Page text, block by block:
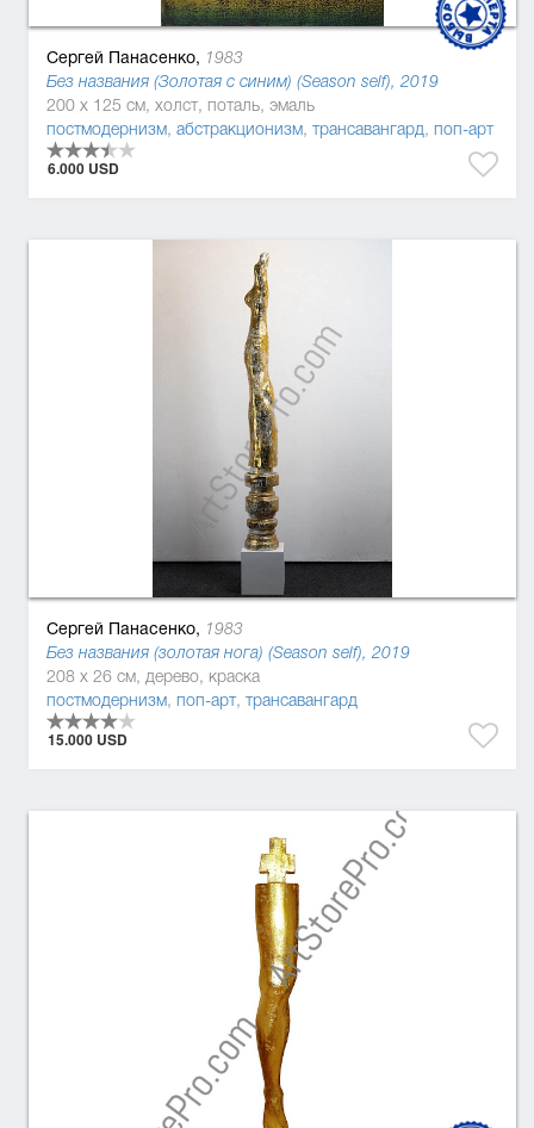
Сергей Панасенко, 1983
Без названия (Золотая с синим) (Season self), 2019
200 x 125 см, холст, поталь, эмаль
постмодернизм, абстракционизм, трансавангард, поп-арт
6.000 USD
Сергей Панасенко, 1983
Без названия (золотая нога) (Season self), 2019
208 x 26 см, дерево, краска
постмодернизм, поп-арт, трансавангард
15.000 USD